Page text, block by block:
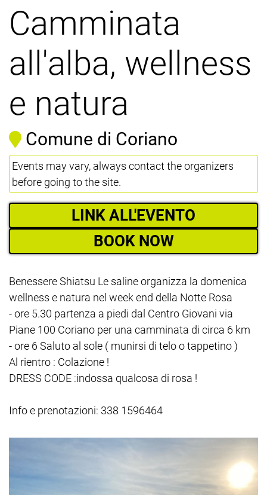
Camminata
all'alba, wellness
e natura
Comune di Coriano
Events may vary, always contact the organizers
before going to the site.
LINK ALL'EVENTO
BOOK NOW
Benessere Shiatsu Le saline organizza la domenica
wellness e natura nel week end della Notte Rosa
- ore 5.30 partenza a piedi dal Centro Giovani via
Piane 100 Coriano per una camminata di circa 6 km
- ore 6 Saluto al sole ( munirsi di telo o tappetino )
Al rientro : Colazione !
DRESS CODE :indossa qualcosa di rosa !
Info e prenotazioni: 338 1596464